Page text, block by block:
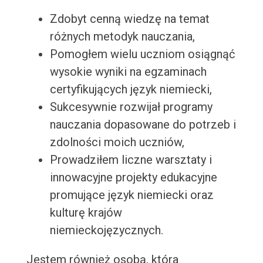
Zdobyt cenną wiedzę na temat
różnych metodyk nauczania,
Pomogłem wielu uczniom osiągnąć
wysokie wyniki na egzaminach
certyfikujących język niemiecki,
Sukcesywnie rozwijał programy
nauczania dopasowane do potrzeb i
zdolności moich uczniów,
Prowadziłem liczne warsztaty i
innowacyjne projekty edukacyjne
promujące język niemiecki oraz
kulturę krajów
niemieckojęzycznych.
Jestem również osobą, która